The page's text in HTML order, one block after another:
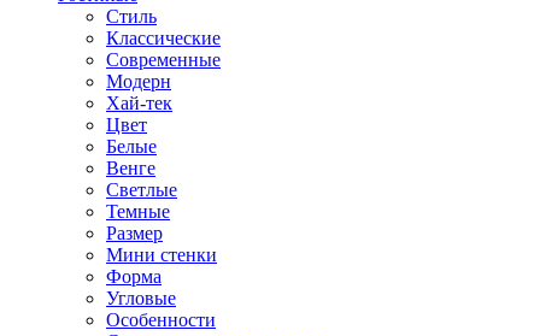
Стиль
Классические
Современные
Модерн
Хай-тек
Цвет
Белые
Венге
Светлые
Темные
Размер
Мини стенки
Форма
Угловые
Особенности